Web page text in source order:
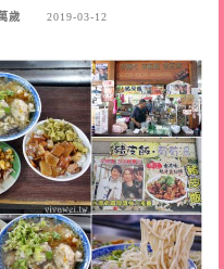
歲 2019-03-12